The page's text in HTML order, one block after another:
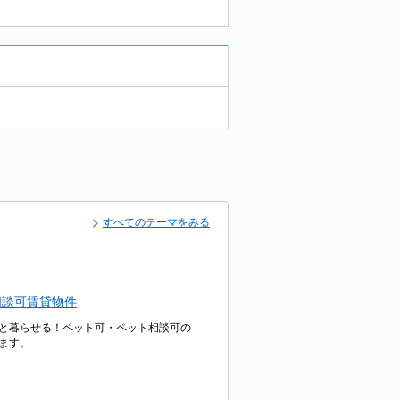
すべてのテーマをみる
可賃貸物件
暮らせる！ペット可・ペット相談可の
す。